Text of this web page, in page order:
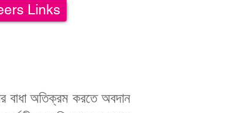
Links
বাধা অতিক্রম করতে অবদান